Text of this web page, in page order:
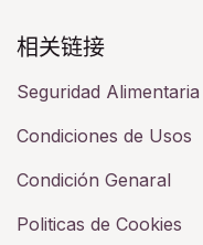
相关链接​
Seguridad Alimentaria
Condiciones de Usos
Condición Genaral
Politicas de Cookies